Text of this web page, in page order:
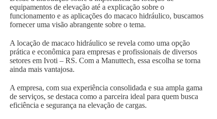
equipamentos de elevação até a explicação sobre o
funcionamento e as aplicações do macaco hidráulico, buscamos
fornecer uma visão abrangente sobre o tema.
A locação de macaco hidráulico se revela como uma opção
prática e econômica para empresas e profissionais de diversos
setores em Ivoti – RS. Com a Manuttech, essa escolha se torna
ainda mais vantajosa.
A empresa, com sua experiência consolidada e sua ampla gama
de serviços, se destaca como a parceira ideal para quem busca
eficiência e segurança na elevação de cargas.